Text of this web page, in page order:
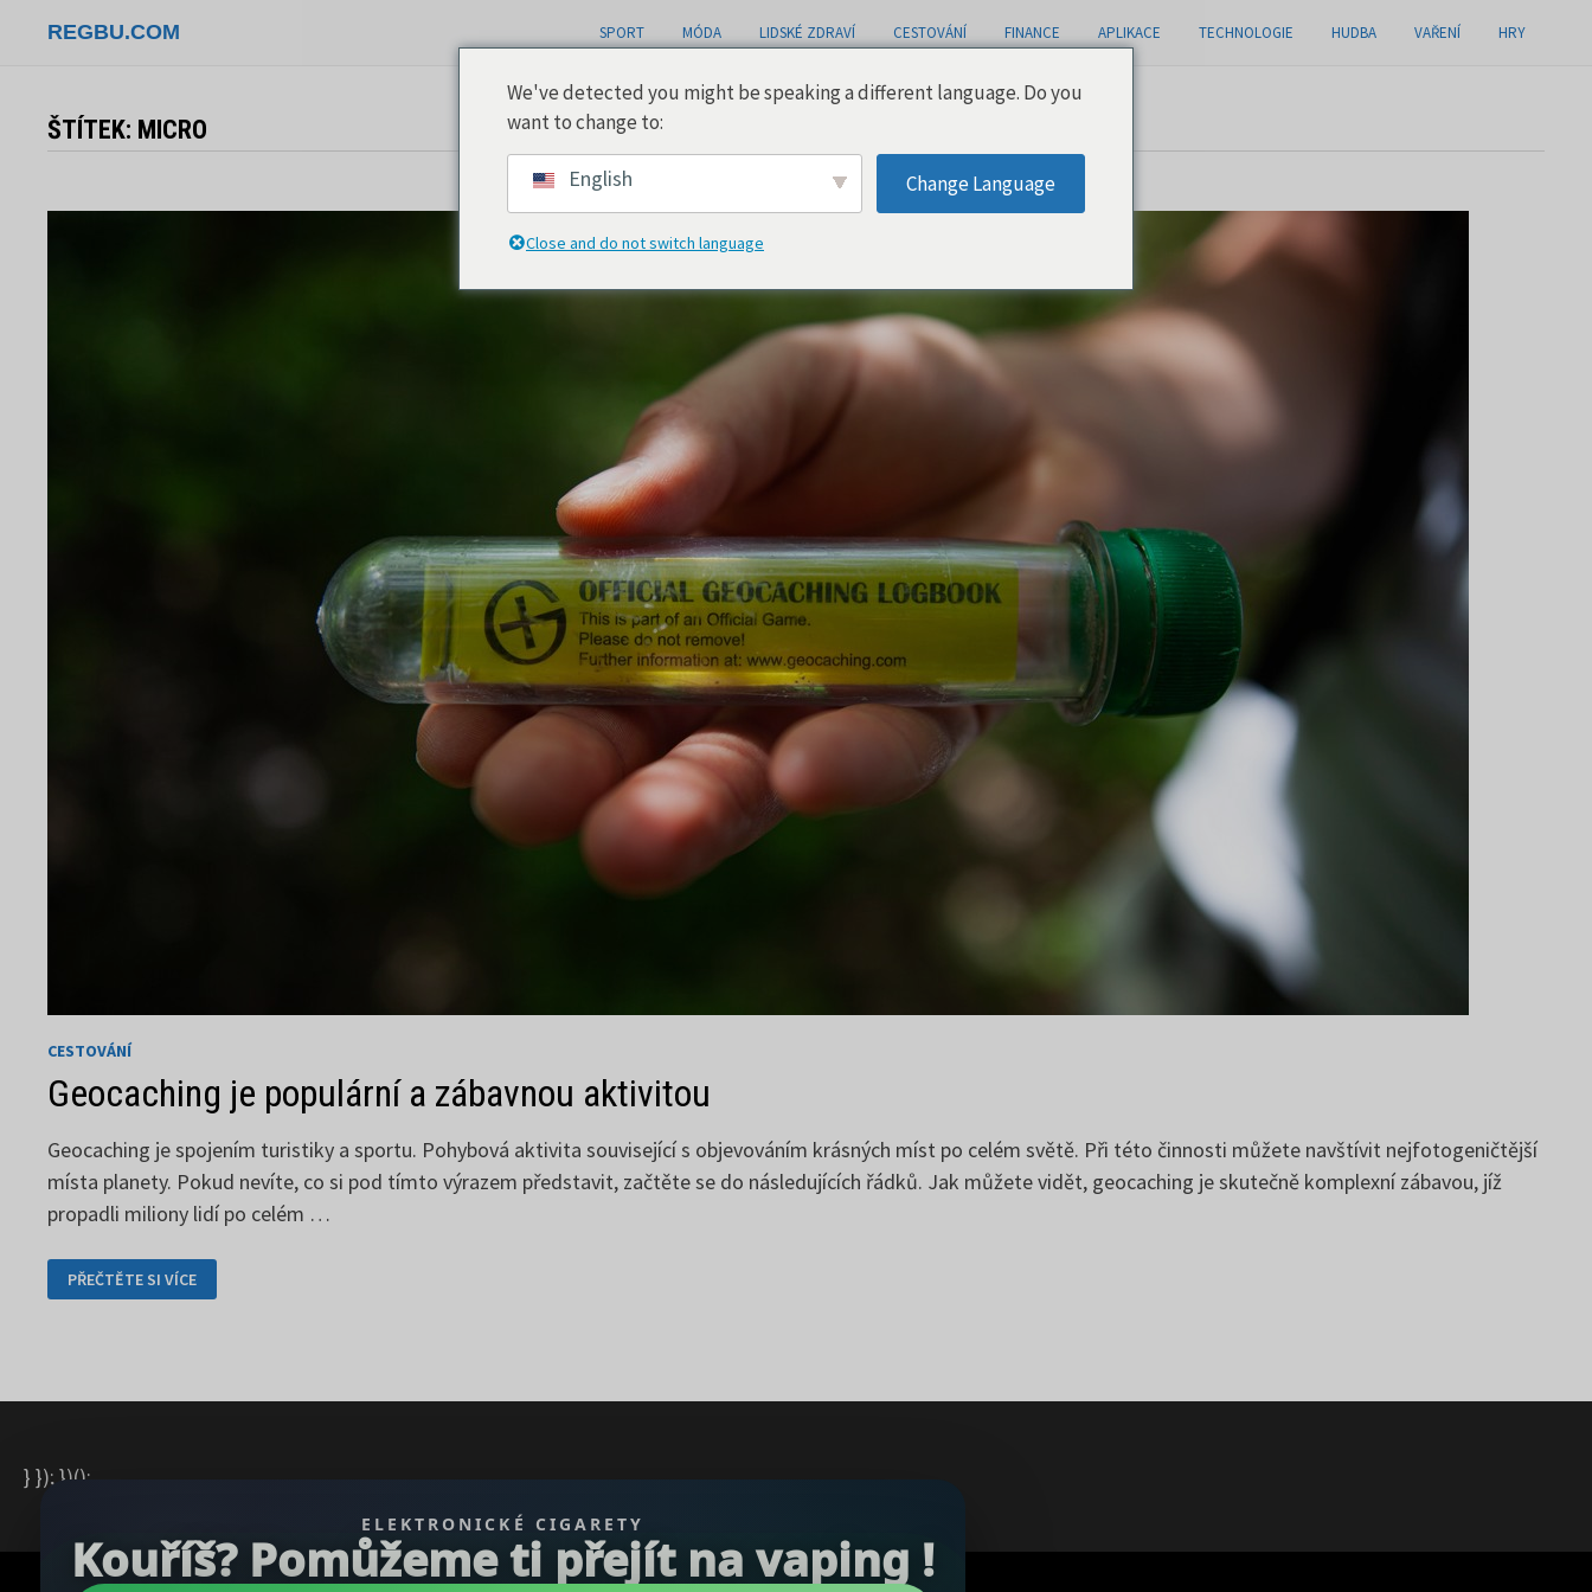
REGBU.COM SPORT MÓDA LIDSKÉ ZDRAVÍ CESTOVÁNÍ FINANCE APLIKACE TECHNOLOGIE HUDBA VAŘENÍ HRY
ŠTÍTEK: MICRO
CESTOVÁNÍ
Geocaching je populární a zábavnou aktivitou
Geocaching je spojením turistiky a sportu. Pohybová aktivita související s objevováním krásných míst po celém světě. Při této činnosti můžete navštívit nejfotogeničtější
místa planety. Pokud nevíte, co si pod tímto výrazem představit, začtěte se do následujících řádků. Jak můžete vidět, geocaching je skutečně komplexní zábavou, jíž
propadli miliony lidí po celém …
GEOCACHING
JE
POPULÁRNÍ
PŘEČTĚTE SI VÍCE
ELEKTRONICKÉ CIGARETY
Kouříš? Pomůžeme ti přejít na vaping !
} }); })();
We've detected you might be speaking a different language. Do you
want to change to:
English Change Language
Close and do not switch language